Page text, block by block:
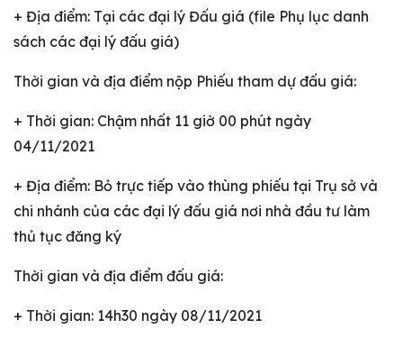
+ Địa điểm: Tại các đại lý Đấu giá (file Phụ lục danh
sách các đại lý đấu giá)
Thời gian và địa điểm nộp Phiếu tham dự đấu giá:
+ Thời gian: Chậm nhất 11 giờ 00 phút ngày
04/11/2021
+ Địa điểm: Bỏ trực tiếp vào thùng phiếu tại Trụ sở và
chi nhánh của các đại lý đấu giá nơi nhà đầu tư làm
thủ tục đăng ký
Thời gian và địa điểm đấu giá:
+ Thời gian: 14h30 ngày 08/11/2021